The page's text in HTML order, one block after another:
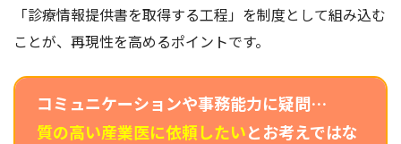
「診療情報提供書を取得する工程」を制度として組み込む
ことが、再現性を高めるポイントです。
コミュニケーションや事務能力に疑問…
質の高い産業医に依頼したいとお考えではな